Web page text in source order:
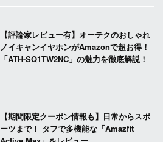
【評論家レビュー有】オーテクのおしゃれ
ノイキャンイヤホンがAmazonで超お得！
「ATH-SQ1TW2NC」の魅力を徹底解説！
【期間限定クーポン情報も】日常からスポ
ーツまで！ タフで多機能な「Amazfit